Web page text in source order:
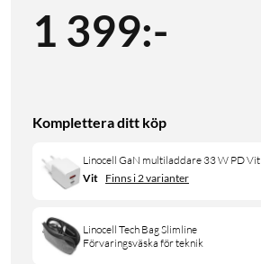
1 399:-
Komplettera ditt köp
Linocell GaN multiladdare 33 W PD Vit
Vit Finns i 2 varianter
Linocell Tech Bag Slimline
Förvaringsväska för teknik